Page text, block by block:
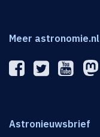
Meer astronomie.nl
Astronieuwsbrief